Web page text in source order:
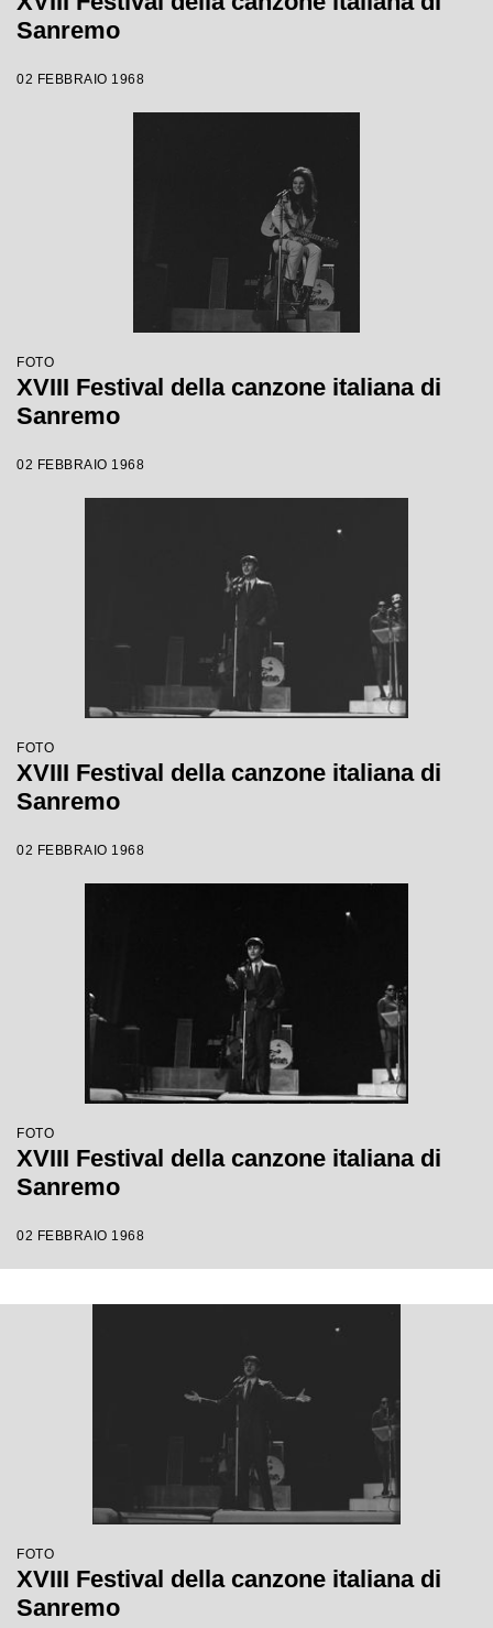
Sanremo
02 FEBBRAIO 1968
FOTO
XVIII Festival della canzone italiana di
Sanremo
02 FEBBRAIO 1968
FOTO
XVIII Festival della canzone italiana di
Sanremo
02 FEBBRAIO 1968
FOTO
XVIII Festival della canzone italiana di
Sanremo
02 FEBBRAIO 1968
FOTO
XVIII Festival della canzone italiana di
Sanremo